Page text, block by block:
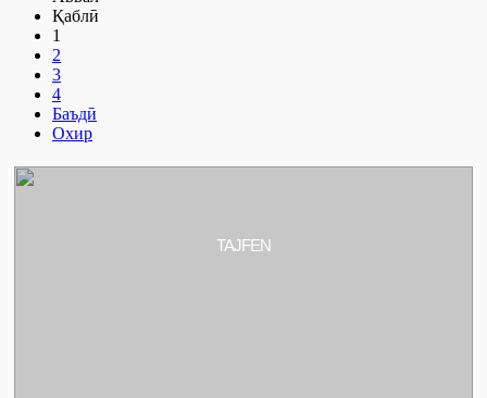
Қаблӣ
1
2
3
4
Баъдӣ
Охир
TAJFEN